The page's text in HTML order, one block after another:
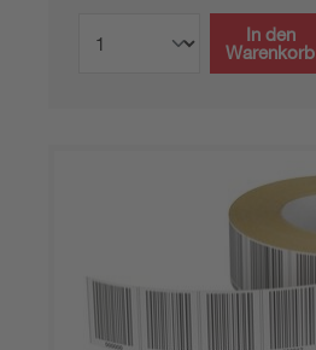
In den
Warenkorb